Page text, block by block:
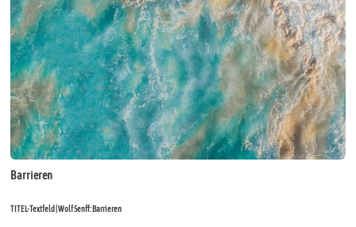
Barrieren
TITEL-Textfeld | Wolf Senff: Barrieren